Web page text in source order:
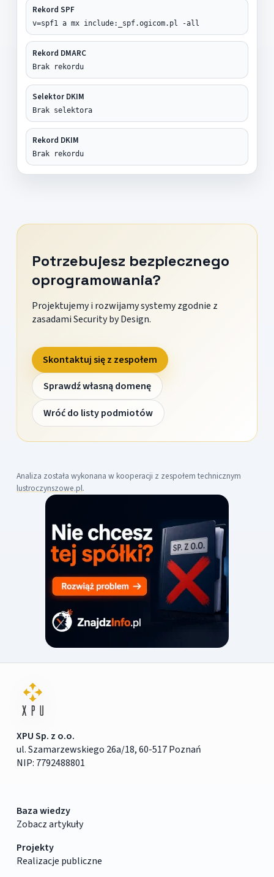
Rekord SPF
v=spf1 a mx include:_spf.ogicom.pl -all
Rekord DMARC
Brak rekordu
Selektor DKIM
Brak selektora
Rekord DKIM
Brak rekordu
Potrzebujesz bezpiecznego
oprogramowania?
Projektujemy i rozwijamy systemy zgodnie z
zasadami Security by Design.
Skontaktuj się z zespołem
Sprawdź własną domenę
Wróć do listy podmiotów
Analiza została wykonana w kooperacji z zespołem technicznym
lustroczynszowe.pl.
XPU Sp. z o.o.
ul. Szamarzewskiego 26a/18, 60-517 Poznań
NIP: 7792488801
Baza wiedzy
Zobacz artykuły
Projekty
Realizacje publiczne